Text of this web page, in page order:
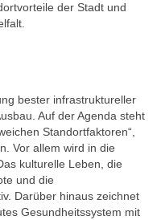
der Stadt und
bester infrastruktureller
Auf der Agenda steht
Standortfaktoren“,
Vor allem wird in die
kulturelle Leben, die
und die
Darüber hinaus zeichnet
Gesundheitssystem mit